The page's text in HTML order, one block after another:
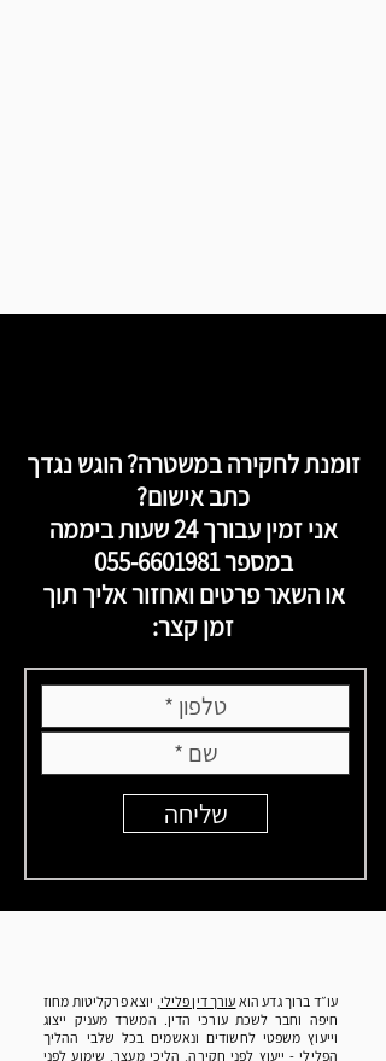
זומנת לחקירה במשטרה? הוגש נגדך
כתב אישום?
אני זמין עבורך 24 שעות ביממה
במספר055-6601981
או השאר פרטים ואחזור אליך תוך
זמן קצר:
שליחה
עו״ד ברוך גדע הוא עורך דין פלילי, יוצא פרקליטות מחוז
חיפה וחבר לשכת עורכי הדין. המשרד מעניק ייצוג
וייעוץ משפטי לחשודים ונאשמים בכל שלבי ההליך
הפלילי - ייעוץ לפני חקירה, הליכי מעצר, שימוע לפני